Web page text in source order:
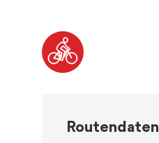
Routendaten